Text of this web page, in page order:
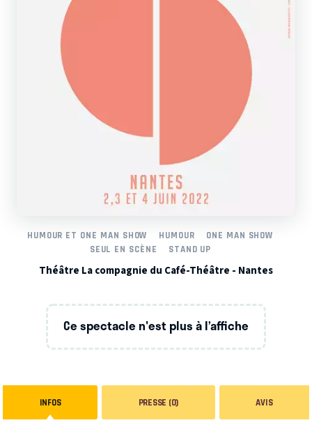
HUMOUR ET ONE MAN SHOW HUMOUR
ONE MAN SHOW
SEUL EN SCÈNE
STAND UP
Théâtre La compagnie du Café-Théâtre - Nantes
Ce spectacle n'est plus à l’affiche
INFOS PRESSE (0) AVIS